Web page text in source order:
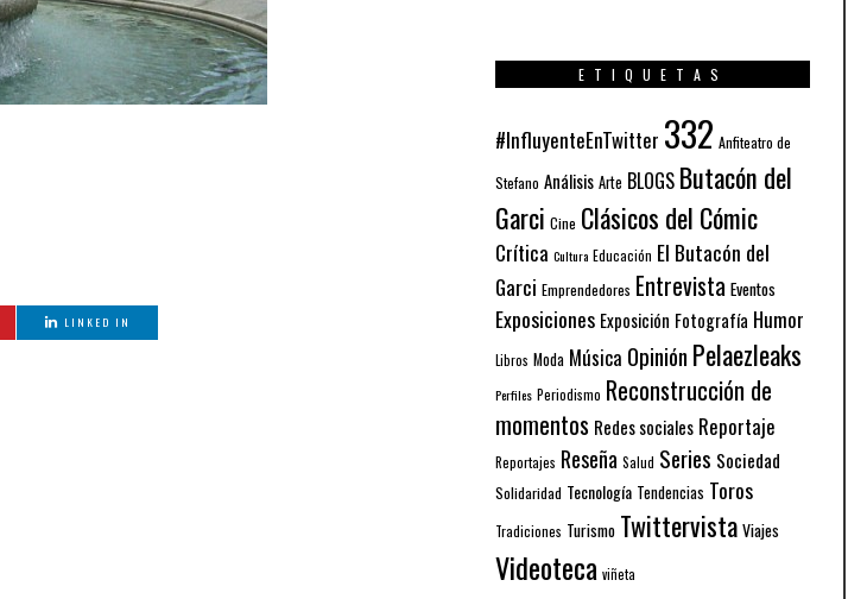
LINKED IN
ETIQUETAS
#InfluyenteEnTwitter 332 Anfiteatro de
Stefano Análisis Arte BLOGS Butacón del
Garci Cine Clásicos del Cómic
Crítica Cultura Educación El Butacón del
Garci Emprendedores Entrevista Eventos
Exposiciones Exposición Fotografía Humor
Libros Moda Música Opinión Pelaezleaks
Perfiles Periodismo Reconstrucción de
momentos Redes sociales Reportaje
Reportajes Reseña Salud Series Sociedad
Solidaridad Tecnología Tendencias Toros
Tradiciones Turismo Twittervista Viajes
Videoteca viñeta